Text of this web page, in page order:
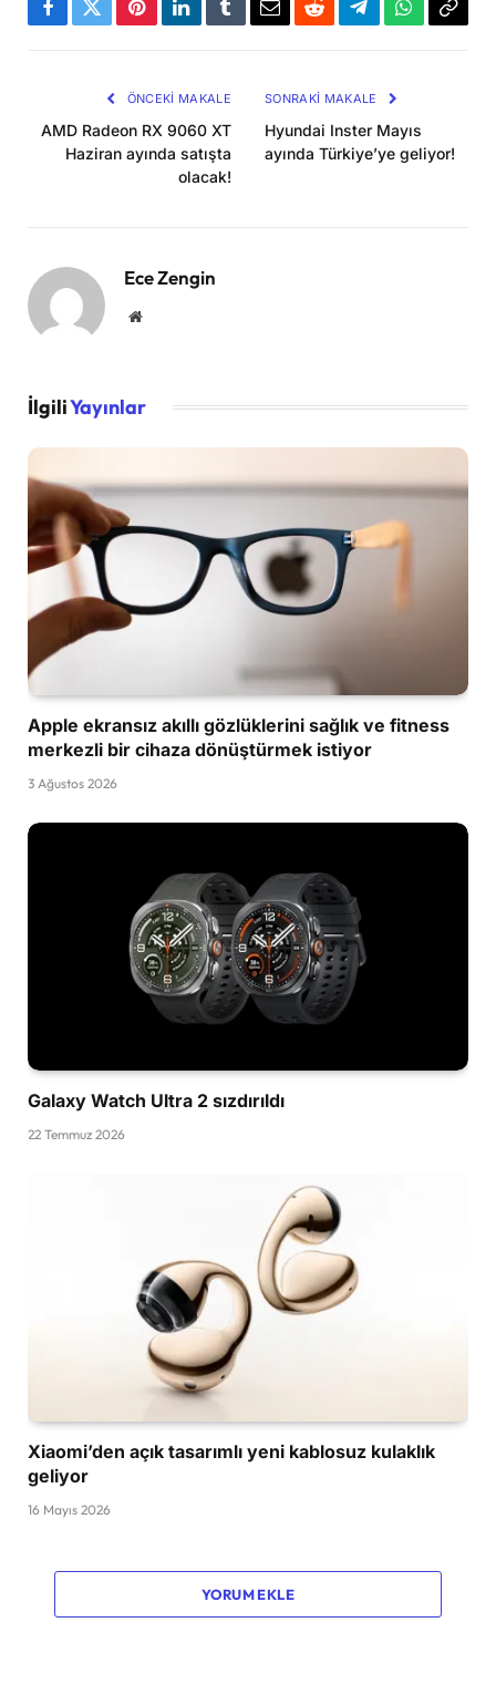
Facebook
TwitterPinterestLinkedInTumblrEmailRedditTelegramWhatsApp
ÖNCEKI MAKALE
AMD Radeon RX 9060 XT
Haziran ayında satışta
olacak!
SONRAKI MAKALE
Hyundai Inster Mayıs
ayında Türkiye’ye geliyor!
Ece Zengin
Website
İlgiliYayınlar
Apple ekransız akıllı gözlüklerini sağlık ve fitness
merkezli bir cihaza dönüştürmek istiyor
3 Ağustos 2026
Galaxy Watch Ultra 2 sızdırıldı
22 Temmuz 2026
Xiaomi’den açık tasarımlı yeni kablosuz kulaklık
geliyor
16 Mayıs 2026
YORUM EKLE